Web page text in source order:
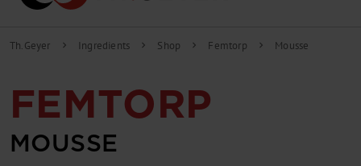
Th.Geyer chevron_right Ingredients chevron_right Shop chevron_right Femtorp chevron_right Mousse
FEMTORP
MOUSSE